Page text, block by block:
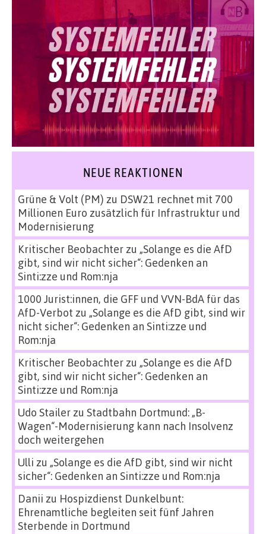
NEUE REAKTIONEN
Grüne & Volt (PM) zu DSW21 rechnet mit 700
Millionen Euro zusätzlich für Infrastruktur und
Modernisierung
Kritischer Beobachterzu „Solange es die AfD
gibt, sind wir nicht sicher“: Gedenken an
Sinti:zze und Rom:nja
1000 Jurist:innen, die GFF und VVN-BdA für das
AfD-Verbot zu „Solange es die AfD gibt, sind wir
nicht sicher“: Gedenken an Sinti:zze und
Rom:nja
Kritischer Beobachterzu „Solange es die AfD
gibt, sind wir nicht sicher“: Gedenken an
Sinti:zze und Rom:nja
Udo Stailerzu Stadtbahn Dortmund: „B-
Wagen“-Modernisierung kann nach Insolvenz
doch weitergehen
Ulli zu „Solange es die AfD gibt, sind wir nicht
sicher“: Gedenken an Sinti:zze und Rom:nja
Danii zu Hospizdienst Dunkelbunt:
Ehrenamtliche begleiten seit fünf Jahren
Sterbende in Dortmund